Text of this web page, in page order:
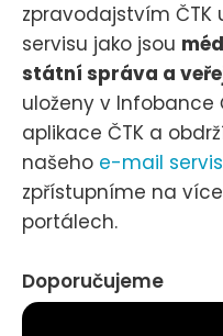
zpravodajstvím
servisu jako jsou
státní správa a
uloženy v Infobance
aplikace ČTK a
našeho e-mail
zpřístupníme na
portálech.
Doporučujeme